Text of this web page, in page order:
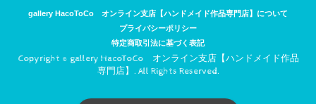
gallery HacoToCo オンライン支店【ハンドメイド作品専門店】について
プライバシーポリシー
特定商取引法に基づく表記
Copyright © gallery HacoToCo オンライン支店【ハンドメイド作品
専門店】. All Rights Reserved.